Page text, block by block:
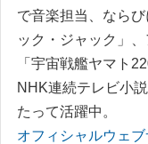
で音楽担当
ならび
ッ ク ・ ジャ ッ ク 」
「 宇宙戦艦ヤマ ト
NHK連続テレビ小説
た って活躍中 。
オフィシャルウェブ